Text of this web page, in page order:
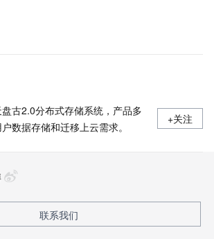
指标
古2.0分布式存储系统，产品多
数据存储和迁移上云需求。
+关注
联系我们